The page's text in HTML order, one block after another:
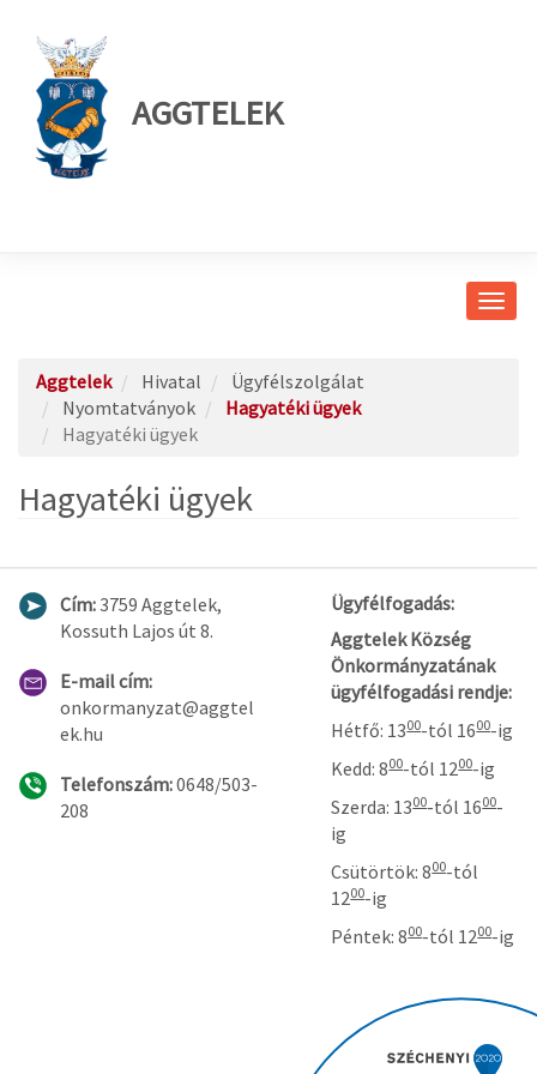
AGGTELEK
Aggtelek Hivatal
Ügyfélszolgálat
Nyomtatványok
Hagyatéki ügyek
Hagyatéki ügyek
Hagyatéki ügyek
Cím:3759 Aggtelek,
Kossuth Lajos út 8.
E-mail cím:
onkormanyzat@aggtel
ek.hu
Telefonszám:0648/503-
208
Ügyfélfogadás:
Aggtelek Község
Önkormányzatának
ügyfélfogadási rendje:
Hétfő: 1300-tól 1600-ig
Kedd: 800-tól 1200-ig
Szerda: 1300-tól 1600-
ig
Csütörtök: 800-tól
1200-ig
Péntek: 800-tól 1200-ig